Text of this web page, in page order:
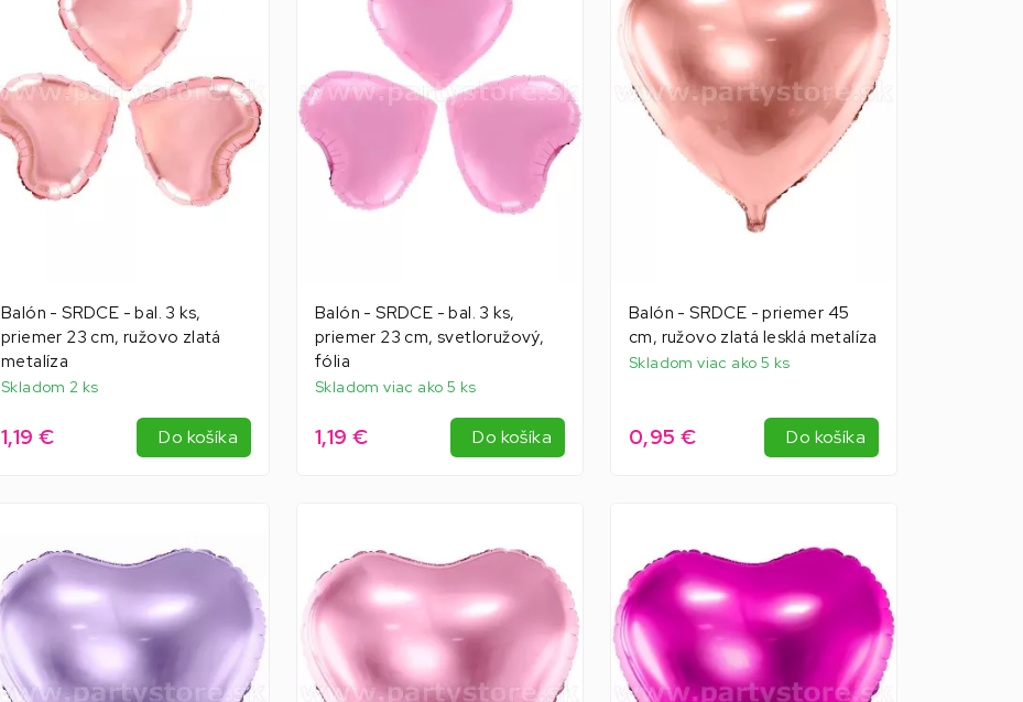
Balón - SRDCE - bal. 3 ks,
priemer 23 cm, ružovo zlatá
metalíza
Skladom 2 ks
1,19 € Do košíka
Balón - SRDCE - bal. 3 ks,
priemer 23 cm, svetloružový,
fólia
Skladom viac ako 5 ks
1,19 € Do košíka
Balón - SRDCE - priemer 45
cm, ružovo zlatá lesklá metalíza
Skladom viac ako 5 ks
0,95 € Do košíka